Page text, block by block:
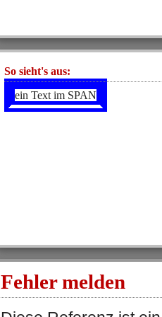
So sieht's aus:
ein Text im SPAN
Fehler melden